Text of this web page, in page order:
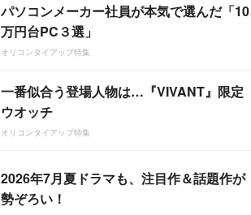
パソコンメーカー社員が本気で選んだ「10
万円台PC３選」
オリコンタイアップ特集
一番似合う登場人物は…『VIVANT』限定
ウオッチ
オリコンタイアップ特集
2026年7月夏ドラマも、注目作＆話題作が
勢ぞろい！